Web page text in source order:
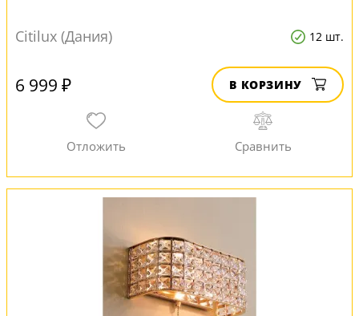
Citilux (Дания) 12 шт.
6 999 ₽ В КОРЗИНУ